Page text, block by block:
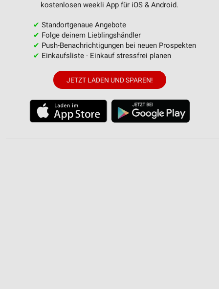
kostenlosen weekli App für iOS & Android.
✔ Standortgenaue Angebote
✔ Folge deinem Lieblingshändler
✔ Push-Benachrichtigungen bei neuen Prospekten
✔ Einkaufsliste - Einkauf stressfrei planen
JETZT LADEN UND SPAREN!